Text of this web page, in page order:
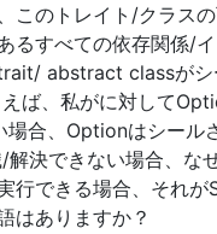
このトレイト/クラス
るすべての依存関係/
abstract classがシ
ば、私がに対して
合、Optionはシール
決できない場合、な
行できる場合、それ
はありますか？